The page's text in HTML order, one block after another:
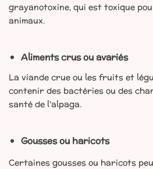
grayanotoxine, qui est toxique
animaux.
Aliments crus ou avariés
La viande crue ou les fruits et
contenir des bactéries ou des
santé de l'alpaga.
Gousses ou haricots
Certaines gousses ou haricots